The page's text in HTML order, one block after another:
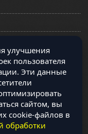
улучшения
пользователя
Эти данные
сайтом, вы
cookie-файлов в
обработки